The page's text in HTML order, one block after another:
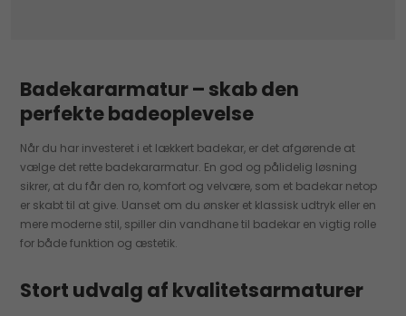
Badekararmatur – skab den
perfekte badeoplevelse
Når du har investeret i et lækkert badekar, er det afgørende at
vælge det rette badekararmatur. En god og pålidelig løsning
sikrer, at du får den ro, komfort og velvære, som et badekar netop
er skabt til at give. Uanset om du ønsker et klassisk udtryk eller en
mere moderne stil, spiller din vandhane til badekar en vigtig rolle
for både funktion og æstetik.
Stort udvalg af kvalitetsarmaturer